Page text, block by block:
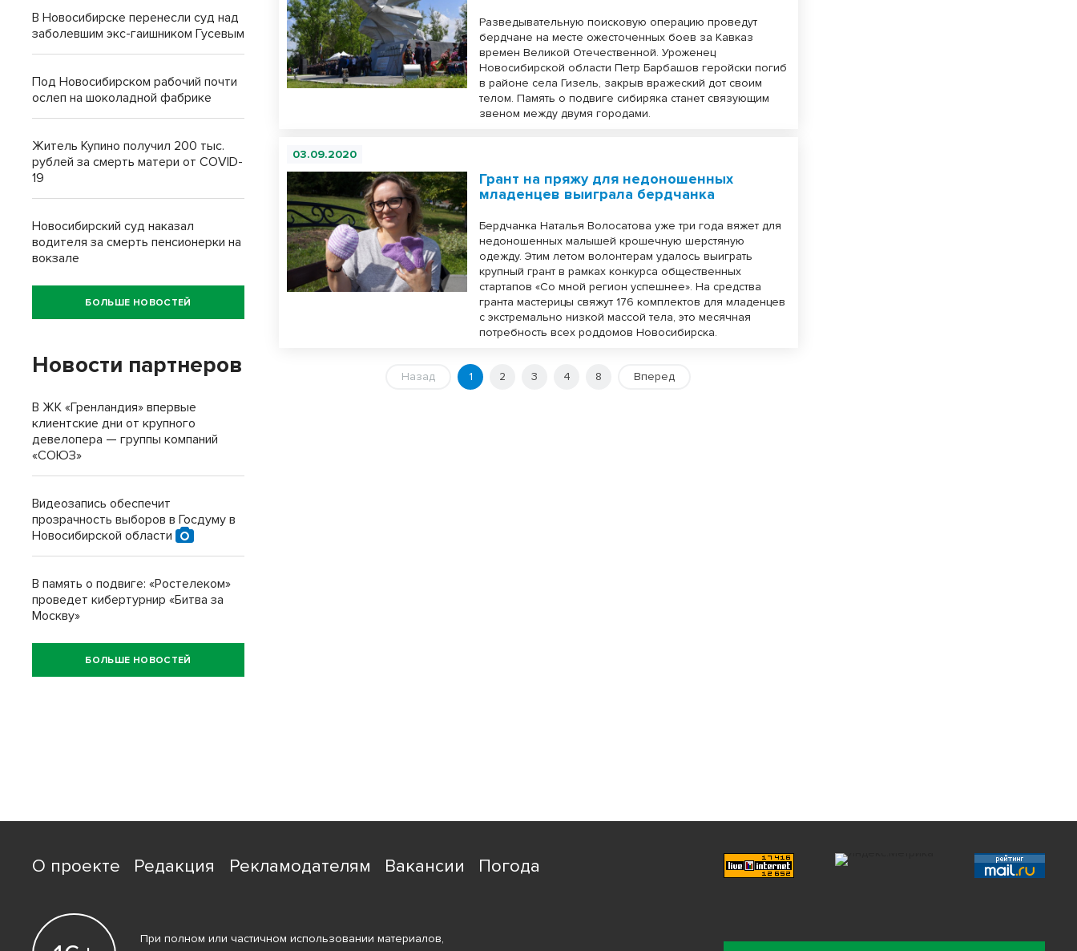
Разведывательную поисковую операцию проведут
бердчане на месте ожесточенных боев за Кавказ
времен Великой Отечественной. Уроженец
Новосибирской области Петр Барбашов геройски погиб
в районе села Гизель, закрыв вражеский дот своим
телом. Память о подвиге сибиряка станет связующим
звеном между двумя городами.
03.09.2020
Грант на пряжу для недоношенных
младенцев выиграла бердчанка
Бердчанка Наталья Волосатова уже три года вяжет для
недоношенных малышей крошечную шерстяную
одежду. Этим летом волонтерам удалось выиграть
крупный грант в рамках конкурса общественных
стартапов «Со мной регион успешнее». На средства
гранта мастерицы свяжут 176 комплектов для младенцев
с экстремально низкой массой тела, это месячная
потребность всех роддомов Новосибирска.
Назад 1 2 3 4 8 Вперед
В Новосибирске перенесли суд над
заболевшим экс-гаишником Гусевым
Под Новосибирском рабочий почти
ослеп на шоколадной фабрике
Житель Купино получил 200 тыс.
рублей за смерть матери от COVID-
19
Новосибирский суд наказал
водителя за смерть пенсионерки на
вокзале
БОЛЬШЕ НОВОСТЕЙ
Новости партнеров
В ЖК «Гренландия» впервые
клиентские дни от крупного
девелопера — группы компаний
«СОЮЗ»
Видеозапись обеспечит
прозрачность выборов в Госдуму в
Новосибирской области
В память о подвиге: «Ростелеком»
проведет кибертурнир «Битва за
Москву»
БОЛЬШЕ НОВОСТЕЙ
О проекте Редакция Рекламодателям Вакансии Погода
При полном или частичном использовании материалов,